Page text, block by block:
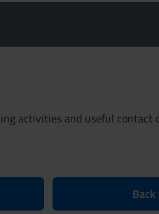
activities and useful